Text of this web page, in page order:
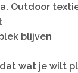
Outdoor
blijven
wat je wilt